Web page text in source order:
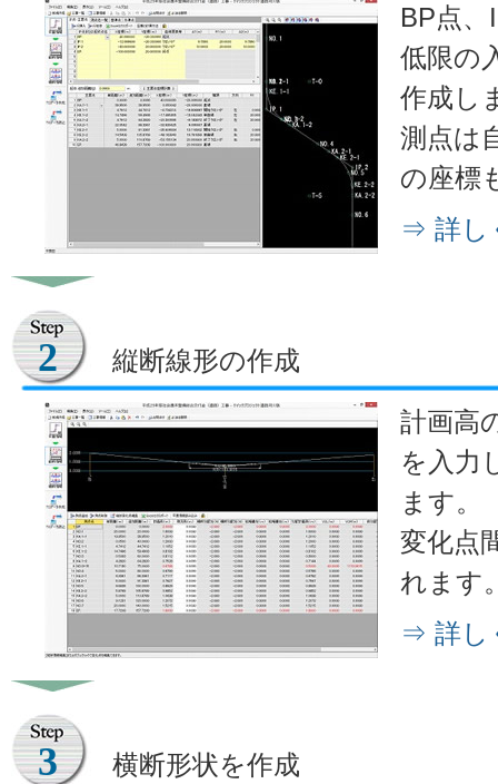
BP点
低限の
作成し
測点は
の座標
⇒ 詳し
2 縦断線形の作成
計画高
を入力
ます。
変化点
れます
⇒ 詳し
3 横断形状を作成